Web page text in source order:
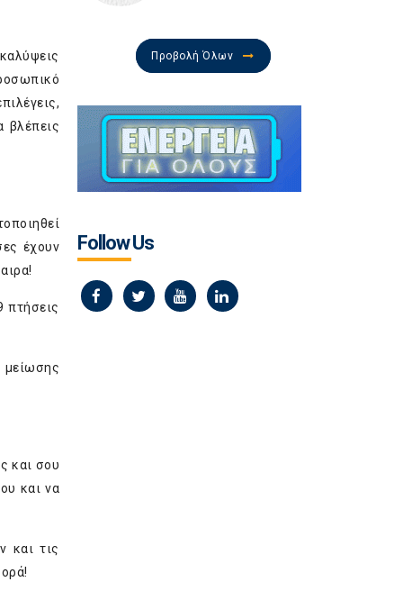
βλέπεις
έχουν
πτήσεις
μείωσης
και σου
και να
και τις
Προβολή Όλων
Follow Us